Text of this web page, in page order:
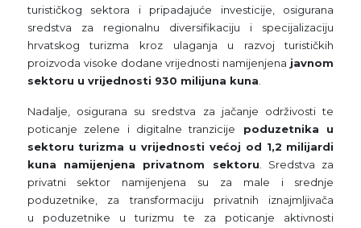
turističkog sektora i pripadajuće investicije, osigurana
sredstva za regionalnu diversifikaciju i specijalizaciju
hrvatskog turizma kroz ulaganja u razvoj turističkih
proizvoda visoke dodane vrijednosti namijenjena javnom
sektoru u vrijednosti 930 milijuna kuna.
Nadalje, osigurana su sredstva za jačanje održivosti te
poticanje zelene i digitalne tranzicije poduzetnika u
sektoru turizma u vrijednosti većoj od 1,2 milijardi
kuna namijenjena privatnom sektoru. Sredstva za
privatni sektor namijenjena su za male i srednje
poduzetnike, za transformaciju privatnih iznajmljivača
u poduzetnike u turizmu te za poticanje aktivnosti